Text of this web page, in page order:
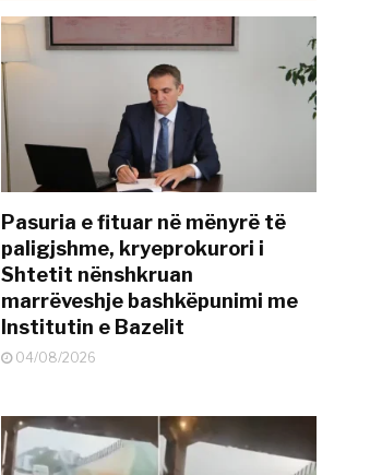
Pasuria e fituar në mënyrë të
paligjshme, kryeprokurori i
Shtetit nënshkruan
marrëveshje bashkëpunimi me
Institutin e Bazelit
04/08/2026